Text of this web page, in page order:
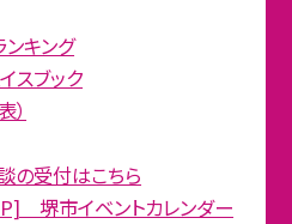
キング
スブック
受付はこちら
堺市イベントカレンダー